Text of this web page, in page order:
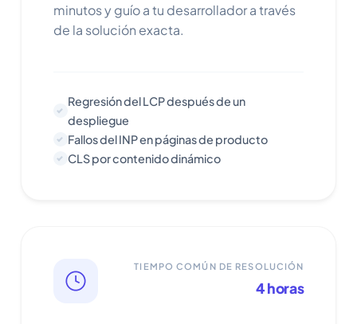
minutos y guío a tu desarrollador a través
de la solución exacta.
Regresión del LCP después de un
despliegue
Fallos del INP en páginas de producto
CLS por contenido dinámico
TIEMPO COMÚN DE RESOLUCIÓN
4 horas